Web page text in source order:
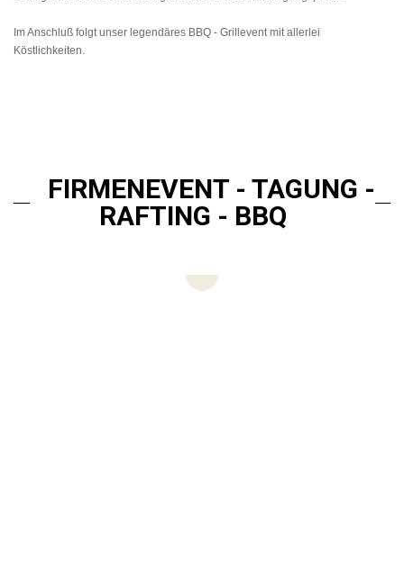
Im Anschluß folgt unser legendäres BBQ - Grillevent mit allerlei
Köstlichkeiten.
FIRMENEVENT - TAGUNG -
RAFTING - BBQ